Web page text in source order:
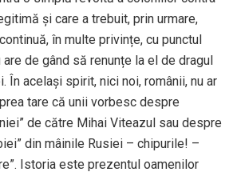
și care a trebuit, prin urmare,
în multe privințe, cu punctul
de gând să renunțe la el de dragul
În același spirit, nici noi, românii, nu ar
tare că unii vorbesc despre
de către Mihai Viteazul sau despre
din mâinile Rusiei – chipurile! –
Istoria este prezentul oamenilor